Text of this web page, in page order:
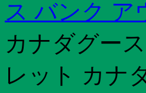
ス バンク ア
カナダグー
レット カナ